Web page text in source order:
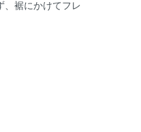
、裾にかけてフレ